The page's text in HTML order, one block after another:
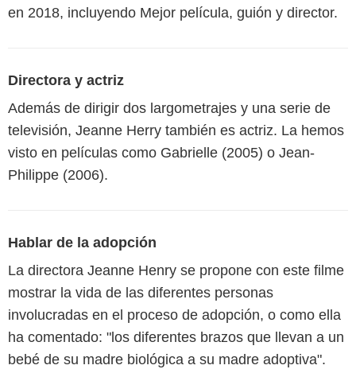
en 2018, incluyendo Mejor película, guión y director.
Directora y actriz
Además de dirigir dos largometrajes y una serie de
televisión, Jeanne Herry también es actriz. La hemos
visto en películas como Gabrielle (2005) o Jean-
Philippe (2006).
Hablar de la adopción
La directora Jeanne Henry se propone con este filme
mostrar la vida de las diferentes personas
involucradas en el proceso de adopción, o como ella
ha comentado: "los diferentes brazos que llevan a un
bebé de su madre biológica a su madre adoptiva".